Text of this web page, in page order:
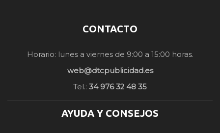
CONTACTO
Horario: lunes a viernes de 9:00 a 15:00 horas.
web@dtcpublicidad.es
Tel.: 34 976 32 48 35
AYUDA Y CONSEJOS